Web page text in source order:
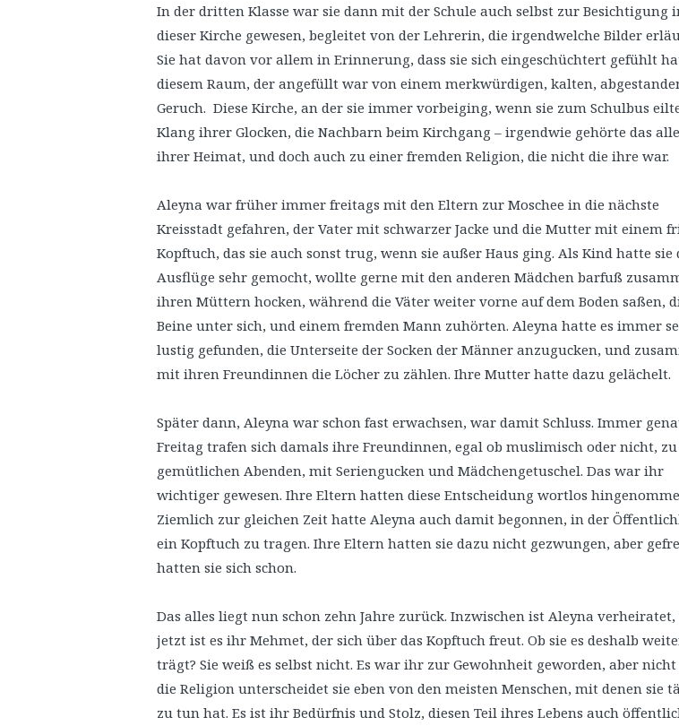
In der dritten Klasse war sie dann mit der Schule auch selbst zur Besichtigung
dieser Kirche gewesen, begleitet von der Lehrerin, die irgendwelche Bilder
Sie hat davon vor allem in Erinnerung, dass sie sich eingeschüchtert gefühlt
diesem Raum, der angefüllt war von einem merkwürdigen, kalten,
Geruch. Diese Kirche, an der sie immer vorbeiging, wenn sie zum Schulbus
Klang ihrer Glocken, die Nachbarn beim Kirchgang – irgendwie gehörte das
ihrer Heimat, und doch auch zu einer fremden Religion, die nicht die ihre war.
Aleyna war früher immer freitags mit den Eltern zur Moschee in die nächste
Kreisstadt gefahren, der Vater mit schwarzer Jacke und die Mutter mit einem
Kopftuch, das sie auch sonst trug, wenn sie außer Haus ging. Als Kind hatte sie
Ausflüge sehr gemocht, wollte gerne mit den anderen Mädchen barfuß
ihren Müttern hocken, während die Väter weiter vorne auf dem Boden saßen,
Beine unter sich, und einem fremden Mann zuhörten. Aleyna hatte es immer
lustig gefunden, die Unterseite der Socken der Männer anzugucken, und
mit ihren Freundinnen die Löcher zu zählen. Ihre Mutter hatte dazu gelächelt.
Später dann, Aleyna war schon fast erwachsen, war damit Schluss. Immer
Freitag trafen sich damals ihre Freundinnen, egal ob muslimisch oder nicht, zu
gemütlichen Abenden, mit Seriengucken und Mädchengetuschel. Das war ihr
wichtiger gewesen. Ihre Eltern hatten diese Entscheidung wortlos
Ziemlich zur gleichen Zeit hatte Aleyna auch damit begonnen, in der
ein Kopftuch zu tragen. Ihre Eltern hatten sie dazu nicht gezwungen, aber
hatten sie sich schon.
Das alles liegt nun schon zehn Jahre zurück. Inzwischen ist Aleyna verheiratet,
jetzt ist es ihr Mehmet, der sich über das Kopftuch freut. Ob sie es deshalb
trägt? Sie weiß es selbst nicht. Es war ihr zur Gewohnheit geworden, aber
die Religion unterscheidet sie eben von den meisten Menschen, mit denen sie
zu tun hat. Es ist ihr Bedürfnis und Stolz, diesen Teil ihres Lebens auch